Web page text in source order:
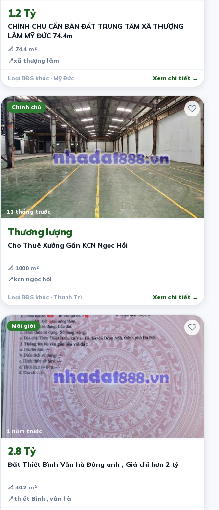
1.2 Tỷ
CHÍNH CHỦ CẦN BÁN ĐẤT TRUNG TÂM XÃ THƯỢNG
LÂM MỸ ĐỨC 74.4m
📐 74.4 m²
📍xã thượng lâm
Loại BĐS khác · Mỹ Đức Xem chi tiết →
Chính chủ
11 tháng trước
Thương lượng
Cho Thuê Xưởng Gần KCN Ngọc Hồi
📐 1000 m²
📍kcn ngọc hồi
Loại BĐS khác · Thanh Trì Xem chi tiết →
Môi giới
1 năm trước
2.8 Tỷ
Đất Thiết Bình Vân hà Đông anh , Giá chỉ hơn 2 tỷ
📐 40.2 m²
📍thiết Bình , vân hà